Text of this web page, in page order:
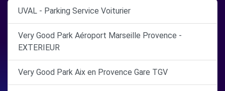
UVAL - Parking Service Voiturier
Very Good Park Aéroport Marseille Provence -
EXTERIEUR
Very Good Park Aix en Provence Gare TGV